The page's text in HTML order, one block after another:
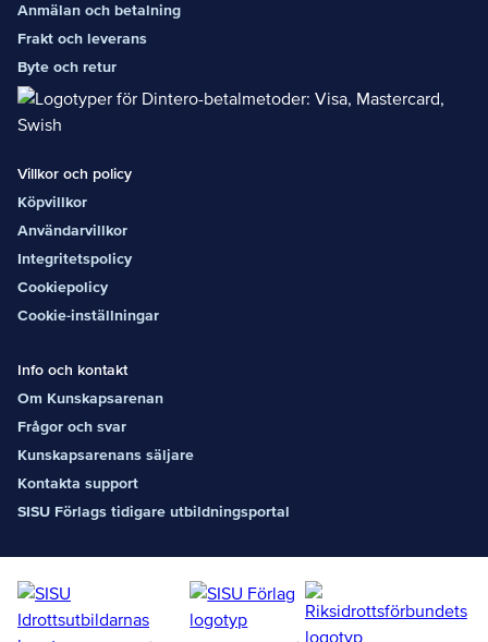
Anmälan och betalning
Frakt och leverans
Byte och retur
Villkor och policy
Köpvillkor
Användarvillkor
Integritetspolicy
Cookiepolicy
Cookie-inställningar
Info och kontakt
Om Kunskapsarenan
Frågor och svar
Kunskapsarenans säljare
Kontakta support
SISU Förlags tidigare utbildningsportal